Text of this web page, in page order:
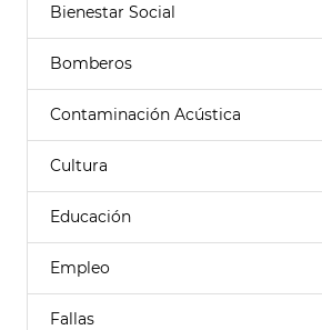
Bienestar Social
Bomberos
Contaminación Acústica
Cultura
Educación
Empleo
Fallas